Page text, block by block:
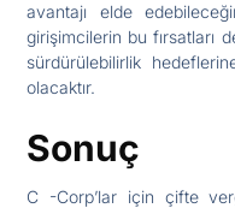
avantajı elde
girişimcilerin bu fırsatları
sürdürülebilirlik
olacaktır.
Sonuç
C -Corp’lar için çifte